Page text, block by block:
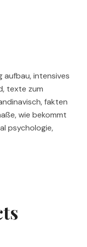
aufbau, intensives
texte zum
fakten
wie bekommt
psychologie,